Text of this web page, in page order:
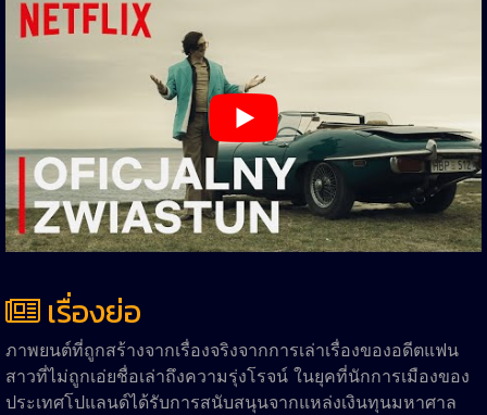
เรื่องย่อ
ภาพยนต์ที่ถูกสร้างจากเรื่องจริงจากการเล่าเรื่องของอดีตแฟน
สาวที่ไม่ถูกเอ่ยชื่อเล่าถึงความรุ่งโรจน์ ในยุคที่นักการเมืองของ
ประเทศโปแลนด์ได้รับการสนับสนุนจากแหล่งเงินทุนมหาศาล